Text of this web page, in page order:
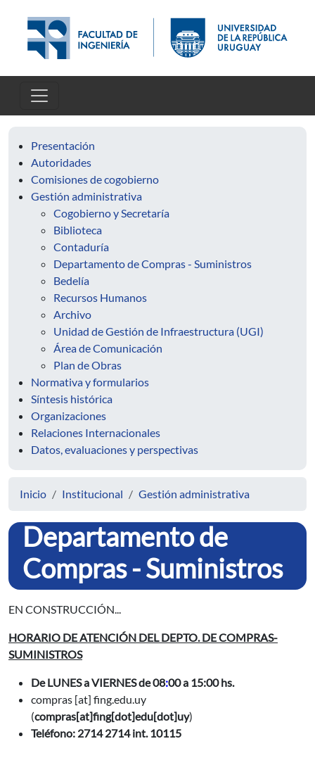
Presentación
Autoridades
Comisiones de cogobierno
Gestión administrativa
Cogobierno y Secretaría
Biblioteca
Contaduría
Departamento de Compras - Suministros
Bedelía
Recursos Humanos
Archivo
Unidad de Gestión de Infraestructura (UGI)
Área de Comunicación
Plan de Obras
Normativa y formularios
Síntesis histórica
Organizaciones
Relaciones Internacionales
Datos, evaluaciones y perspectivas
Inicio Institucional Gestión administrativa
Departamento de
Compras - Suministros
EN CONSTRUCCIÓN...
HORARIO DE ATENCIÓN DEL DEPTO. DE COMPRAS-
SUMINISTROS
De LUNES a VIERNES de 08:00 a 15:00 hs.
compras [at] fing.edu.uy
(compras[at]fing[dot]edu[dot]uy)
Teléfono: 2714 2714 int. 10115